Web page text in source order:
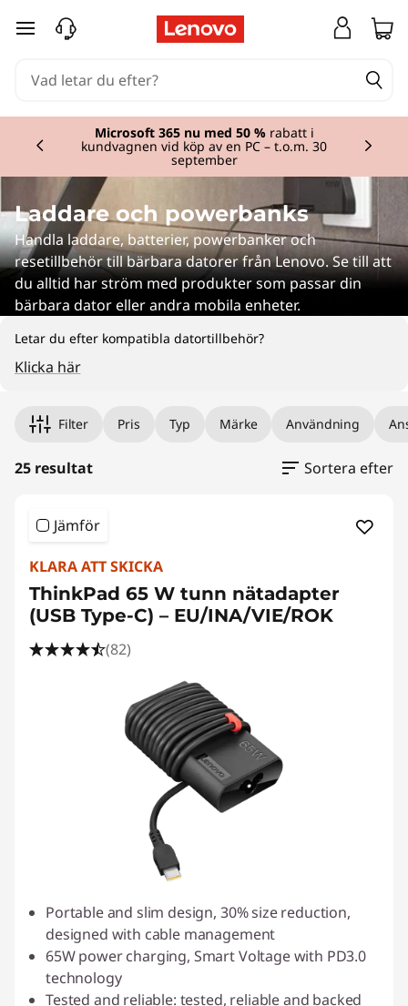
P
r
B
a
n
k
hoppa vidare till huvudinnehållet
Microsoft 365 nu med 50 %rabatt i
kundvagnen vid köp av en PC – t.o.m. 30
september
Currently displaying item 3 of 3
Laddare och powerbanks
Handla laddare, batterier, powerbanker och
resetillbehör till bärbara datorer från Lenovo. Se till att
du alltid har ström med produkter som passar din
bärbara dator eller andra mobila enheter.
Letar du efter kompatibla datortillbehör?
Klicka här
Filter Pris Typ Märke Användning
25 resultat Sortera efter
Jämför
KLARA ATT SKICKA
ThinkPad 65 W tunn nätadapter
(USB Type-C) – EU/INA/VIE/ROK
(82)
Portable and slim design, 30% size reduction,
designed with cable management
65W power charging, Smart Voltage with PD3.0
technology
Tested and reliable: tested, reliable and backed